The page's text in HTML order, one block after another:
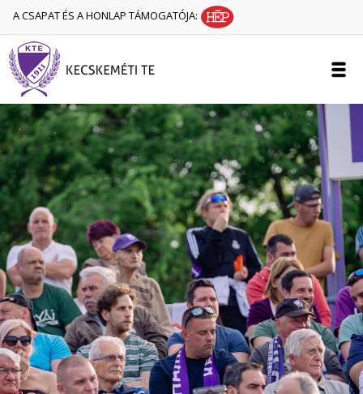
A CSAPAT ÉS A HONLAP TÁMOGATÓJA: